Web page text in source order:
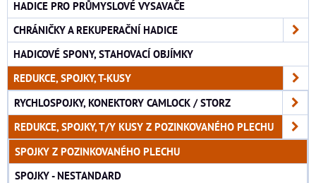
HADICE PRO PRŮMYSLOVÉ VYSAVAČE
CHRÁNIČKY A REKUPERAČNÍ HADICE
HADICOVÉ SPONY, STAHOVACÍ OBJÍMKY
REDUKCE, SPOJKY, T-KUSY
RYCHLOSPOJKY, KONEKTORY CAMLOCK / STORZ
REDUKCE, SPOJKY, T/Y KUSY Z POZINKOVANÉHO PLECHU
SPOJKY Z POZINKOVANÉHO PLECHU
SPOJKY - NESTANDARD